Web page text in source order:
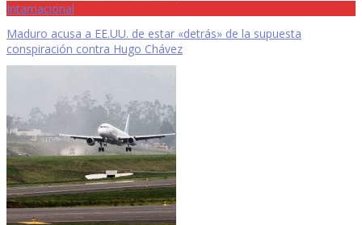
Intarnacional
Maduro acusa a EE.UU. de estar «detrás» de la supuesta
conspiración contra Hugo Chávez